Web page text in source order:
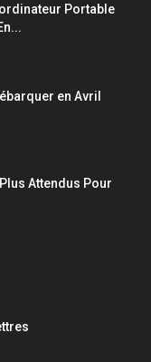
Portable
en Avril
Attendus Pour